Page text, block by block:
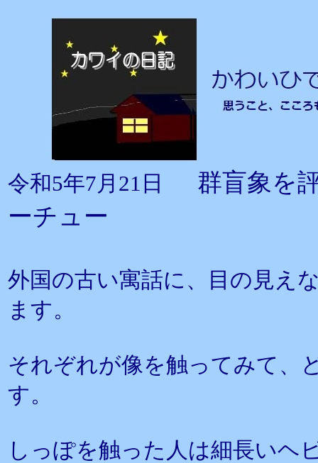
令和5年7月21日
群盲象を
ーチュー
外国の古い寓話に、目の見え
ます。
それぞれが像を触ってみて、
す。
しっぽを触った人は細長いヘ